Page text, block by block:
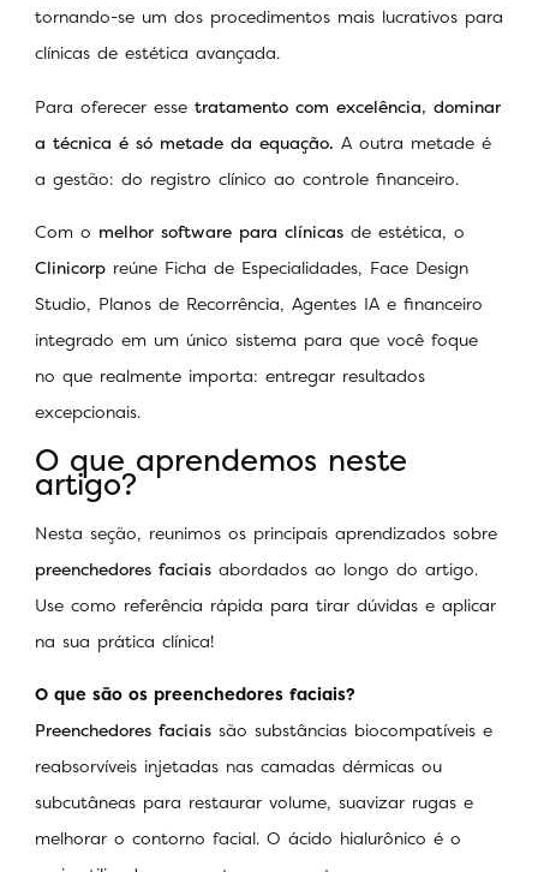
tornando-se um dos procedimentos mais lucrativos para
clínicas de estética avançada.
Para oferecer esse tratamento com excelência, dominar
a técnica é só metade da equação. A outra metade é
a gestão: do registro clínico ao controle financeiro.
Com o melhor software para clínicas de estética, o
Clinicorp reúne Ficha de Especialidades, Face Design
Studio, Planos de Recorrência, Agentes IA e financeiro
integrado em um único sistema para que você foque
no que realmente importa: entregar resultados
excepcionais.
O que aprendemos neste
artigo?
Nesta seção, reunimos os principais aprendizados sobre
preenchedores faciais abordados ao longo do artigo.
Use como referência rápida para tirar dúvidas e aplicar
na sua prática clínica!
O que são os preenchedores faciais?
Preenchedores faciais são substâncias biocompatíveis e
reabsorvíveis injetadas nas camadas dérmicas ou
subcutâneas para restaurar volume, suavizar rugas e
melhorar o contorno facial. O ácido hialurônico é o